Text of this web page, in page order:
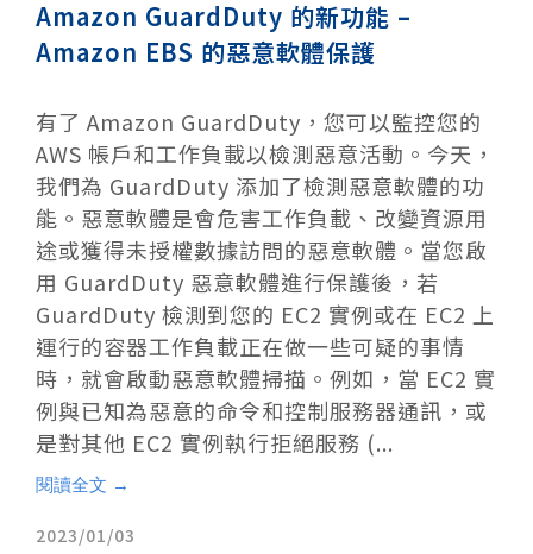
Amazon GuardDuty 的新功能 –
Amazon EBS 的惡意軟體保護
有了 Amazon GuardDuty，您可以監控您的
AWS 帳戶和工作負載以檢測惡意活動。今天，
我們為 GuardDuty 添加了檢測惡意軟體的功
能。惡意軟體是會危害工作負載、改變資源用
途或獲得未授權數據訪問的惡意軟體。當您啟
用 GuardDuty 惡意軟體進行保護後，若
GuardDuty 檢測到您的 EC2 實例或在 EC2 上
運行的容器工作負載正在做一些可疑的事情
時，就會啟動惡意軟體掃描。例如，當 EC2 實
例與已知為惡意的命令和控制服務器通訊，或
是對其他 EC2 實例執行拒絕服務 (...
閱讀全文 →
2023/01/03